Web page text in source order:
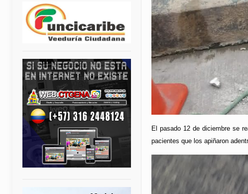
El pasado 12 de diciembre se
pacientes que los apiñaron